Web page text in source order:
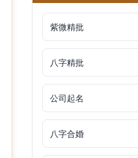
紫微精批
八字精批
公司起名
八字合婚